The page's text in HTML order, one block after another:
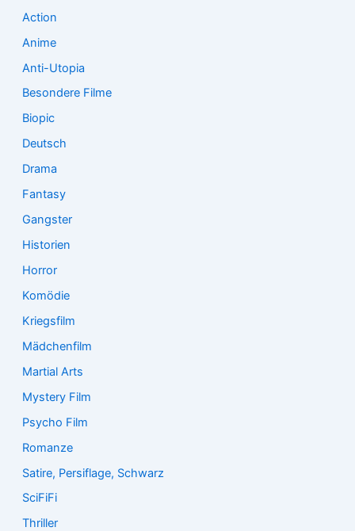
Action
Anime
Anti-Utopia
Besondere Filme
Biopic
Deutsch
Drama
Fantasy
Gangster
Historien
Horror
Komödie
Kriegsfilm
Mädchenfilm
Martial Arts
Mystery Film
Psycho Film
Romanze
Satire, Persiflage, Schwarz
SciFiFi
Thriller